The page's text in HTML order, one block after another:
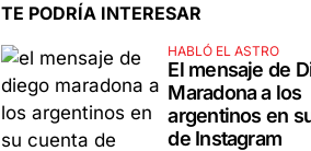
TE PODRÍA INTERESAR
HABLÓ EL ASTRO
El mensaje de
Maradona a los
argentinos en
de Instagram